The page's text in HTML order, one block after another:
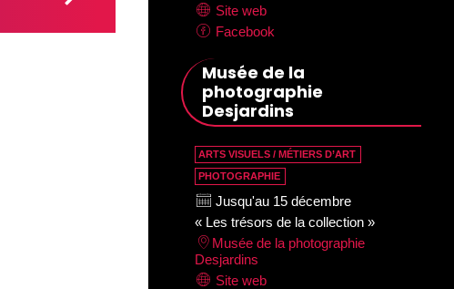
Site web
Facebook
Musée de la
photographie
Desjardins
ARTS VISUELS / MÉTIERS D’ART
PHOTOGRAPHIE
Jusqu'au 15 décembre
« Les trésors de la collection »
Musée de la photographie
Desjardins
Site web